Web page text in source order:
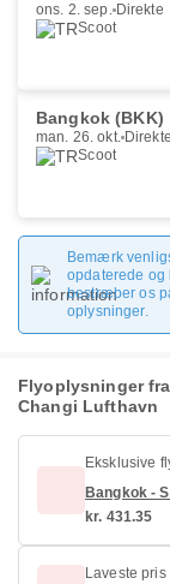
ons. 2. sep. Direkte
Scoot
Bangkok (BKK)
man. 26. okt. Direkte
Scoot
Bemærk
opdaterede og
bestræber os
oplysninger.
Flyoplysninger
Changi Lufthavn
Eksklusive
Bangkok -
kr. 431.35
Laveste pris